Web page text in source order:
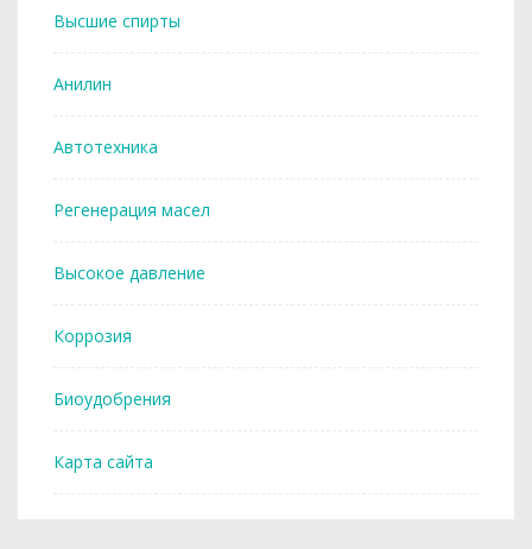
Высшие спирты
Анилин
Автотехника
Регенерация масел
Высокое давление
Коррозия
Биоудобрения
Карта сайта